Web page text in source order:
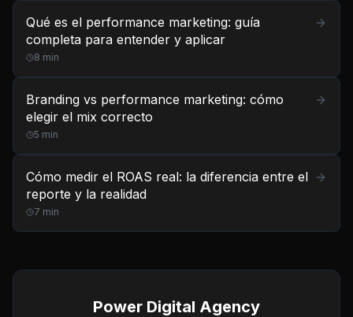
Qué es el performance marketing: guía
completa para entender y aplicar
8 min
Branding vs performance marketing: cómo
elegir el mix correcto
5 min
Cómo medir el ROAS real: la diferencia entre el
reporte y la realidad
7 min
Power Digital Agency